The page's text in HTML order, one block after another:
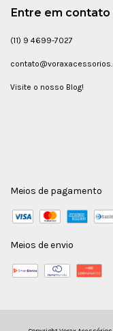
Entre em contato
(11) 9 4699-7027
Visite o nosso Blog!
Meios de pagamento
Meios de envio